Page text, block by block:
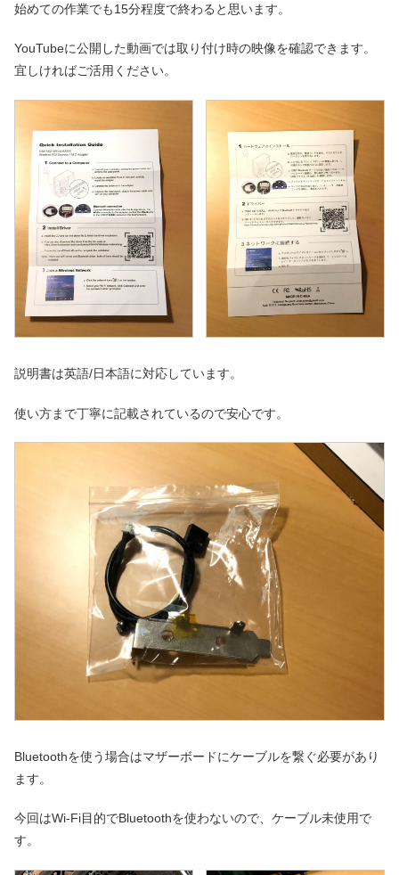
始めての作業でも15分程度で終わると思います。
YouTubeに公開した動画では取り付け時の映像を確認できます。
宜しければご活用ください。
説明書は英語/日本語に対応しています。
使い方まで丁寧に記載されているので安心です。
Bluetoothを使う場合はマザーボードにケーブルを繋ぐ必要があり
ます。
今回はWi-Fi目的でBluetoothを使わないので、ケーブル未使用で
す。